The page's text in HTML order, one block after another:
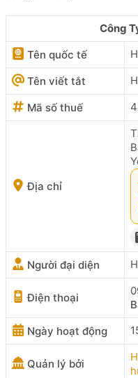
Công
Tên quốc tế
Tên viết tắt
Mã số thuế
Địa chỉ
Người đại diện
Điện thoại
Ngày hoạt động
Quản lý bởi